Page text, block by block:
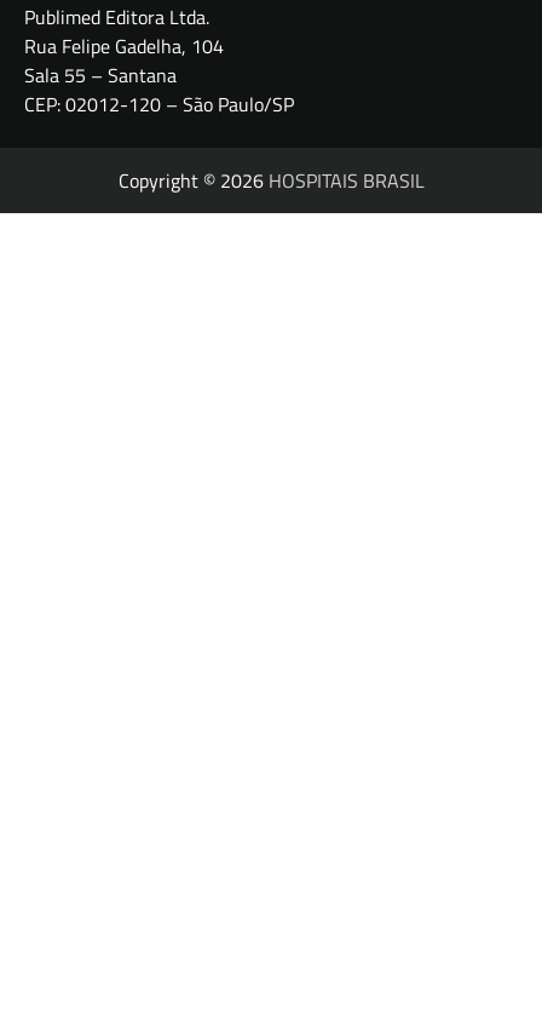
Publimed Editora Ltda.
Rua Felipe Gadelha, 104
Sala 55 – Santana
CEP: 02012-120 – São Paulo/SP
Copyright © 2026 HOSPITAIS BRASIL